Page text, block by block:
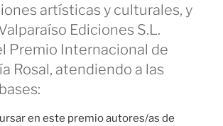
artísticas y culturales, y
Ediciones S.L.
Premio Internacional de
Rosal, atendiendo a las
en este premio autores/as de